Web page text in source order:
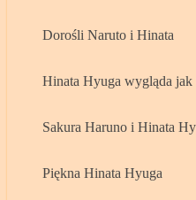
Dorośli Naruto i Hinata
Hinata Hyuga wygląda
Sakura Haruno i Hinata
Piękna Hinata Hyuga